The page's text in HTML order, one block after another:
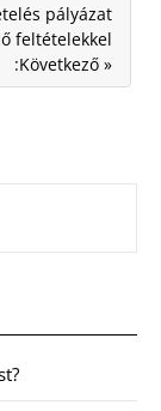
pályázat
feltételekkel
:Következő »